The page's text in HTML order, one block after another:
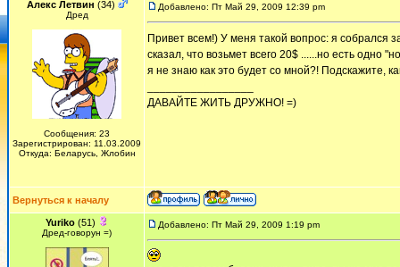
Алекс Летвин (34)
Дред
Сообщения: 23
Зарегистрирован: 11.03.2009
Откуда: Беларусь, Жлобин
Добавлено: Пт Май 29, 2009 12:39 pm
Привет всем!) У меня такой вопрос: я собрался
сказал, что возьмет всего 20$ ......но есть одно
я не знаю как это будет со мной?! Подскажите,
ДАВАЙТЕ ЖИТЬ ДРУЖНО! =)
Вернуться к началу
Yuriko (51)
Дред-говорун =)
Добавлено: Пт Май 29, 2009 1:19 pm